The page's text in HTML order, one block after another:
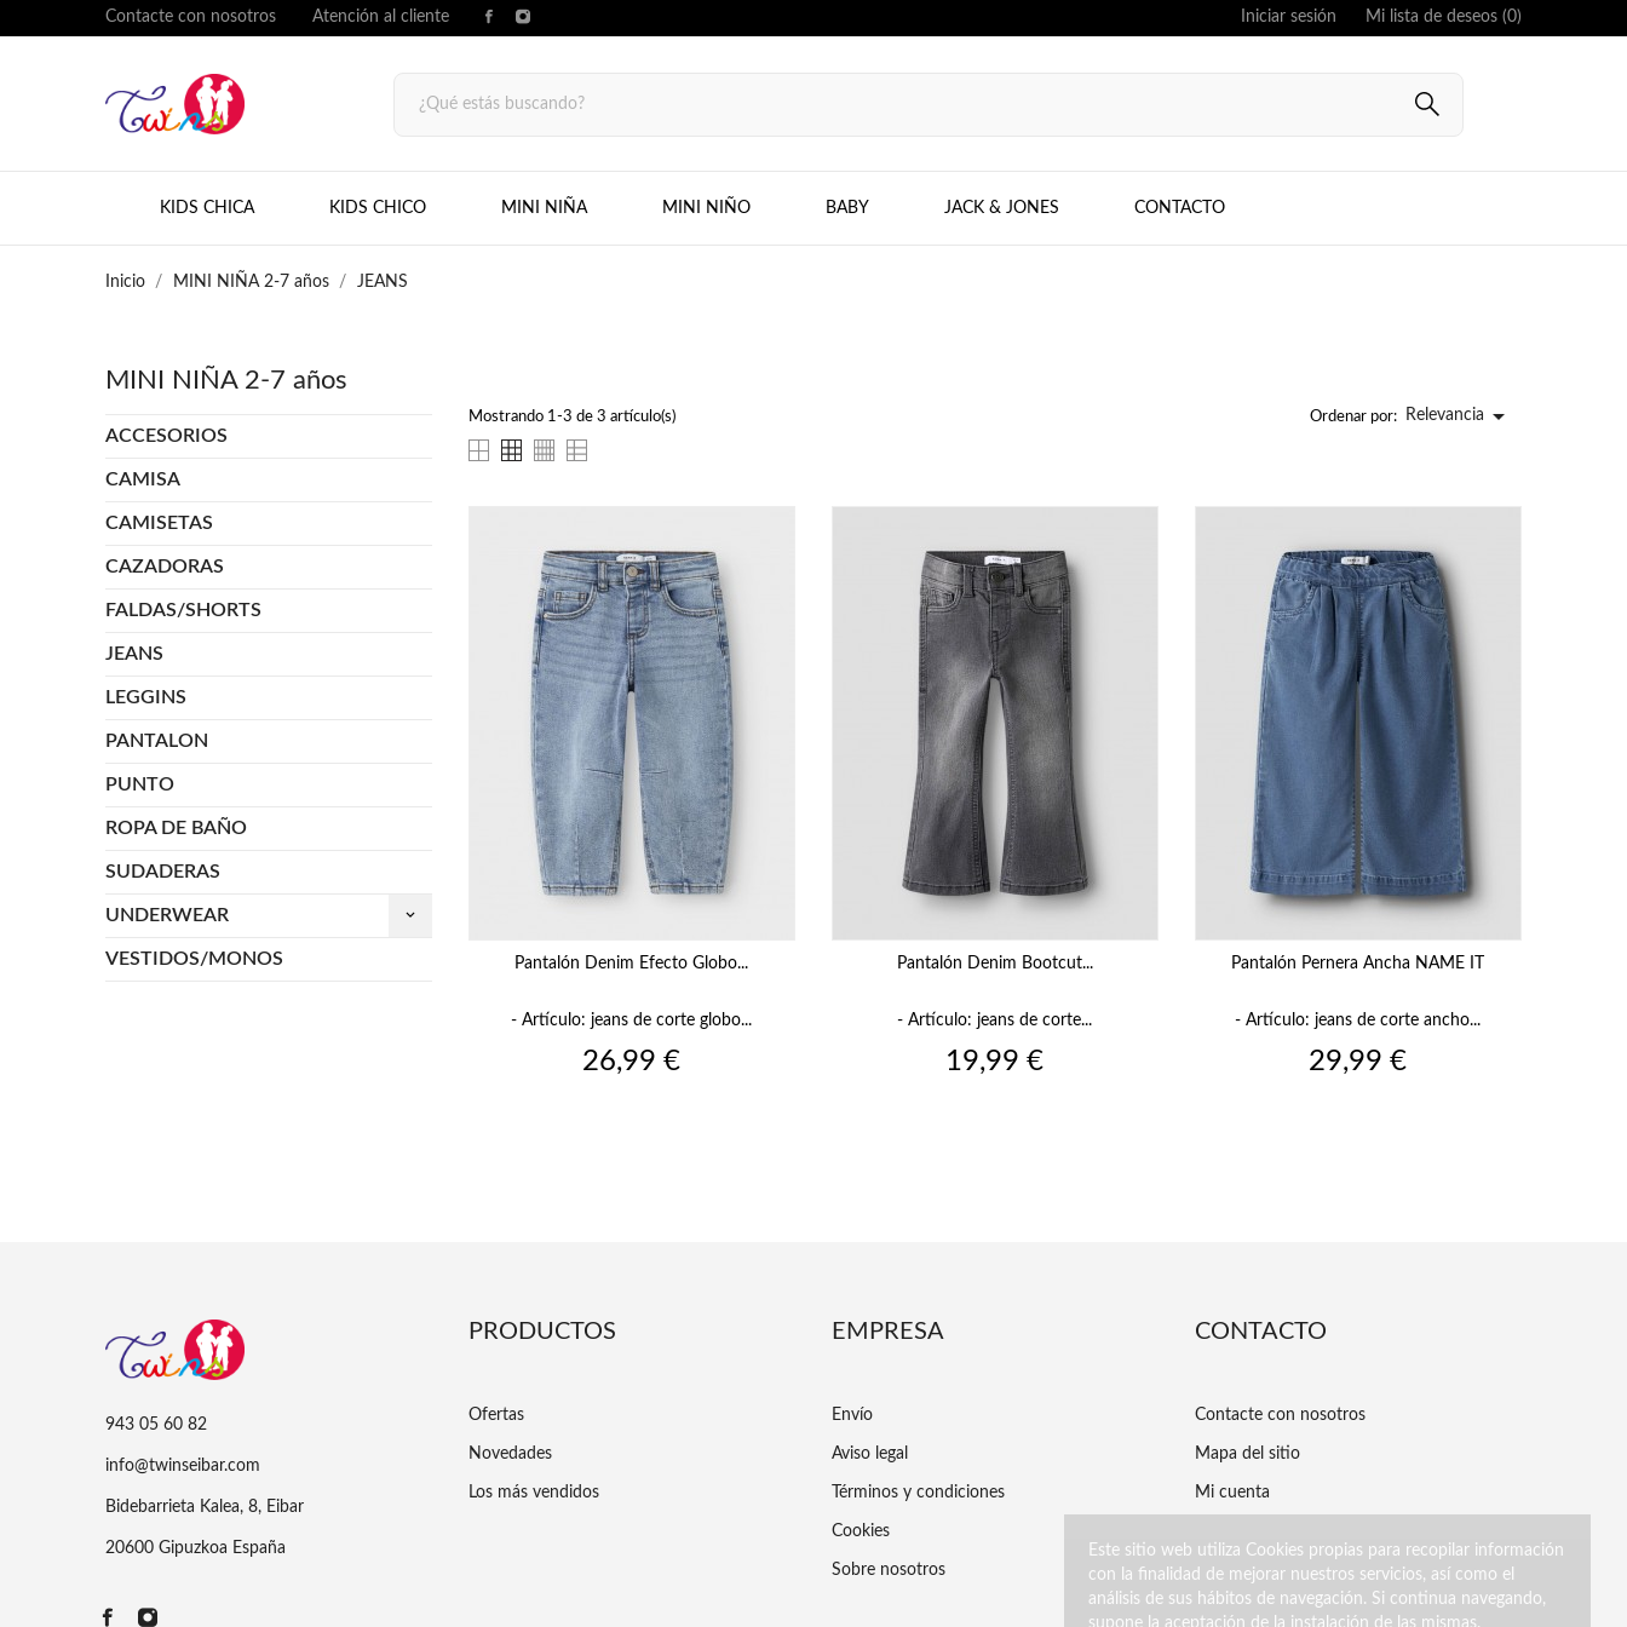
Este sitio web utiliza Cookies propias para recopilar información
con la finalidad de mejorar nuestros servicios, así como el
análisis de sus hábitos de navegación. Si continua navegando,
supone la aceptación de la instalación de las mismas.
Contacte con nosotros Atención al cliente Iniciar sesión Mi lista de deseos (0)
KIDS CHICA KIDS CHICO MINI NIÑA MINI NIÑO BABY JACK & JONES CONTACTO
Inicio MINI NIÑA 2-7 años JEANS
MINI NIÑA 2-7 años
ACCESORIOS
CAMISA
CAMISETAS
CAZADORAS
FALDAS/SHORTS
JEANS
LEGGINS
PANTALON
PUNTO
ROPA DE BAÑO
SUDADERAS
UNDERWEAR keyboard_arrow_down
VESTIDOS/MONOS
Mostrando 1-3 de 3 artículo(s) Ordenar por: Relevancia 
Pantalón Denim Efecto Globo...
- Artículo: jeans de corte globo...
Precio
26,99 €
Pantalón Denim Bootcut...
- Artículo: jeans de corte...
Precio
19,99 €
Pantalón Pernera Ancha NAME IT
- Artículo: jeans de corte ancho...
Precio
29,99 €
943 05 60 82
info@twinseibar.com
Bidebarrieta Kalea, 8, Eibar
20600 Gipuzkoa España
PRODUCTOS
Ofertas
Novedades
Los más vendidos
EMPRESA
Envío
Aviso legal
Términos y condiciones
Cookies
Sobre nosotros
CONTACTO
Contacte con nosotros
Mapa del sitio
Mi cuenta